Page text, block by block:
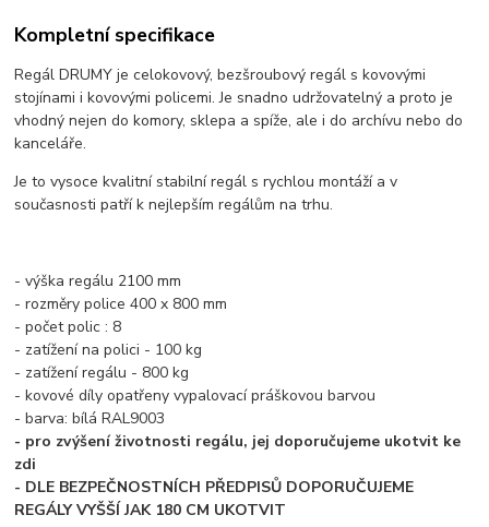
Kompletní specifikace
Regál DRUMY je celokovový, bezšroubový regál s kovovými
stojínami i kovovými policemi. Je snadno udržovatelný a proto je
vhodný nejen do komory, sklepa a spíže, ale i do archívu nebo do
kanceláře.
Je to vysoce kvalitní stabilní regál s rychlou montáží a v
současnosti patří k nejlepším regálům na trhu.
- výška regálu 2100 mm
- rozměry police 400 x 800 mm
- počet polic : 8
- zatížení na polici - 100 kg
- zatížení regálu - 800 kg
- kovové díly opatřeny vypalovací práškovou barvou
- barva: bílá RAL9003
- pro zvýšení životnosti regálu, jej doporučujeme ukotvit ke
zdi
- DLE BEZPEČNOSTNÍCH PŘEDPISŮ DOPORUČUJEME
REGÁLY VYŠŠÍ JAK 180 CM UKOTVIT